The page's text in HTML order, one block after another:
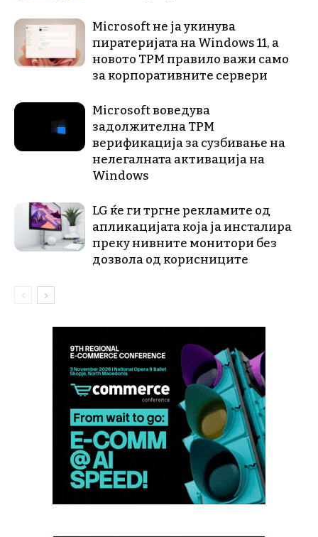
Microsoft не ја укинува
пиратеријата на Windows 11, а
новото TPM правило важи само
за корпоративните сервери
Microsoft воведува
задолжителна TPM
верификација за сузбивање на
нелегалната активација на
Windows
LG ќе ги тргне рекламите од
апликацијата која ја инсталира
преку нивните монитори без
дозвола од корисниците